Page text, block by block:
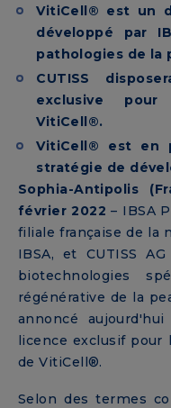
VitiCell® est un
développé par
pathologies de la
CUTISS
exclusive
VitiCell®.
VitiCell® est en
stratégie de
Sophia-Antipolis
février 2022 – IBSA
filiale française de la
IBSA, et CUTISS
biotechnologies
régénérative de la
annoncé
licence exclusif
de VitiCell®.
Selon des termes